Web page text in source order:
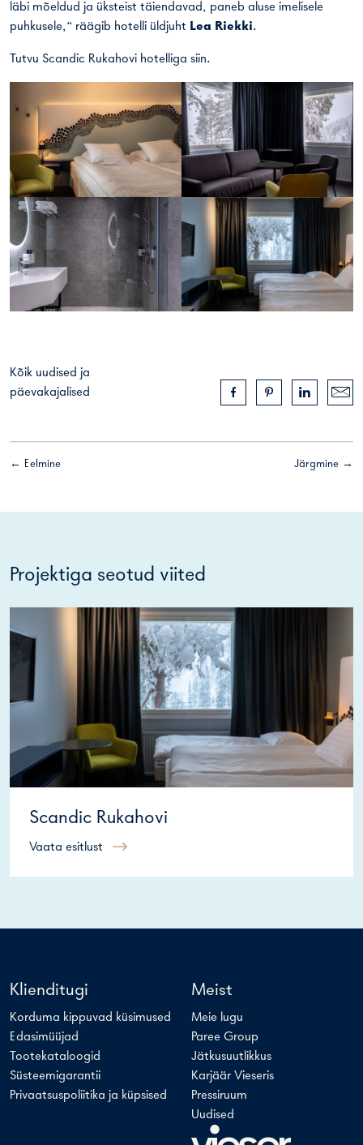
läbi mõeldud ja üksteist täiendavad, paneb aluse imelisele
puhkusele,“ räägib hotelli üldjuht Lea Riekki.
Tutvu Scandic Rukahovi hotelliga siin.
Kõik uudised ja
päevakajalised
Järgmine →
← Eelmine
Projektiga seotud viited
Scandic Rukahovi
Vaata esitlust
Klienditugi
Korduma kippuvad küsimused
Edasimüüjad
Tootekataloogid
Süsteemigarantii
Privaatsuspoliitika ja küpsised
Meist
Meie lugu
Paree Group
Jätkusuutlikkus
Karjäär Vieseris
Pressiruum
Uudised